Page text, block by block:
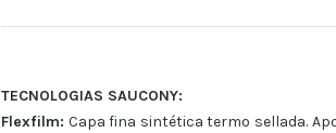
TECNOLOGIAS SAUCONY:
Flexfilm: Capa fina sintética termo sellada.